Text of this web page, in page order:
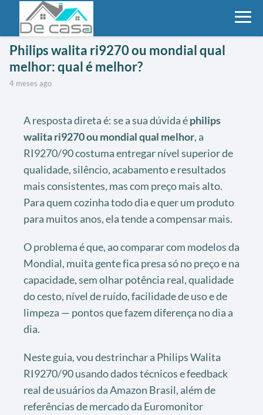
Philips walita ri9270 ou mondial qual
melhor: qual é melhor?
4 meses ago
A resposta direta é: se a sua dúvida éphilips
walita ri9270 ou mondial qual melhor, a
RI9270/90 costuma entregar nível superior de
qualidade, silêncio, acabamento e resultados
mais consistentes, mas com preço mais alto.
Para quem cozinha todo dia e quer um produto
para muitos anos, ela tende a compensar mais.
O problema é que, ao comparar com modelos da
Mondial, muita gente fica presa só no preço e na
capacidade, sem olhar potência real, qualidade
do cesto, nível de ruído, facilidade de uso e de
limpeza — pontos que fazem diferença no dia a
dia.
Neste guia, vou destrinchar a Philips Walita
RI9270/90 usando dados técnicos e feedback
real de usuários da Amazon Brasil, além de
referências de mercado da Euromonitor